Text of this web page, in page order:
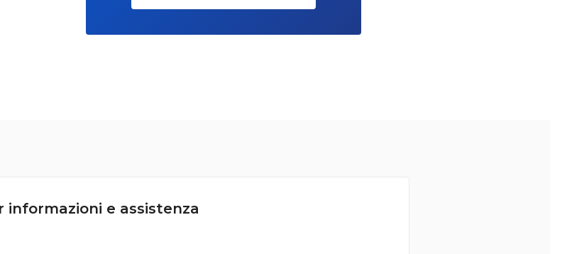
informazioni e assistenza